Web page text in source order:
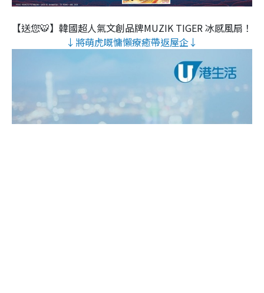
【送您🐯】韓國超人氣文創品牌MUZIK TIGER 冰感風扇！
↓將萌虎嘅慵懶療癒帶返屋企↓